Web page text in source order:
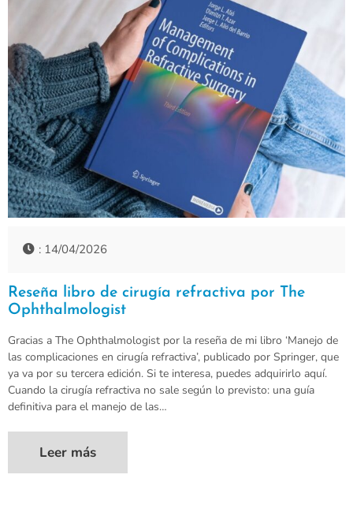
: 14/04/2026
Reseña libro de cirugía refractiva por The
Ophthalmologist
Gracias a The Ophthalmologist por la reseña de mi libro ‘Manejo de
las complicaciones en cirugía refractiva’, publicado por Springer, que
ya va por su tercera edición. Si te interesa, puedes adquirirlo aquí.
Cuando la cirugía refractiva no sale según lo previsto: una guía
definitiva para el manejo de las…
Leer más